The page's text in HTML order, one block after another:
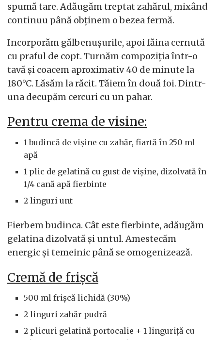
spumă tare. Adăugăm treptat zahărul, mixând
continuu până obținem o bezea fermă.
Incorporăm gălbenușurile, apoi făina cernută
cu praful de copt. Turnăm compoziția într-o
tavă și coacem aproximativ 40 de minute la
180°C. Lăsăm la răcit. Tăiem în două foi. Dintr-
una decupăm cercuri cu un pahar.
Pentru crema de visine:
1 budincă de vișine cu zahăr, fiartă în 250 ml
apă
1 plic de gelatină cu gust de vișine, dizolvată în
1/4 cană apă fierbinte
2 linguri unt
Fierbem budinca. Cât este fierbinte, adăugăm
gelatina dizolvată și untul. Amestecăm
energic și temeinic până se omogenizează.
Cremă de frișcă
500 ml frișcă lichidă (30%)
2 linguri zahăr pudră
2 plicuri gelatină portocalie + 1 linguriță cu